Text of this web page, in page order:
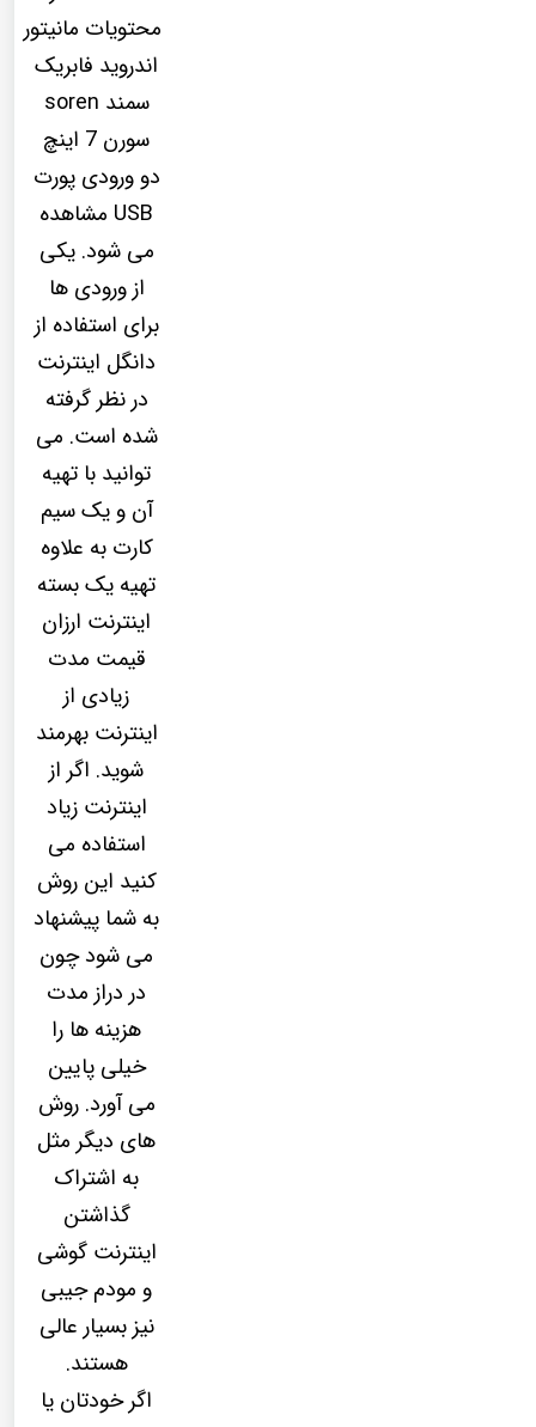
محتویات مانیتور
اندروید فابریک
سمند soren
سورن 7 اینچ
دو ورودی پورت
USB مشاهده
می شود. یکی
از ورودی ها
برای استفاده از
دانگل اینترنت
در نظر گرفته
شده است. می
توانید با تهیه
آن و یک سیم
کارت به علاوه
تهیه یک بسته
اینترنت ارزان
قیمت مدت
زیادی از
اینترنت بهرمند
شوید. اگر از
اینترنت زیاد
استفاده می
کنید این روش
به شما پیشنهاد
می شود چون
در دراز مدت
هزینه ها را
خیلی پایین
می آورد. روش
های دیگر مثل
به اشتراک
گذاشتن
اینترنت گوشی
و مودم جیبی
نیز بسیار عالی
هستند.
اگر خودتان یا